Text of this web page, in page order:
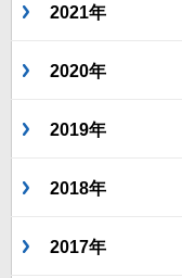
2021年
2020年
2019年
2018年
2017年